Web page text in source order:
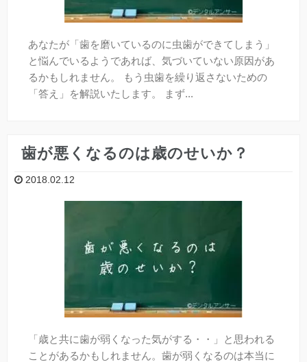
予防歯科
よく頂くご質問
あなたが「歯を磨いているのに虫歯ができてしまう」
と悩んでいるようであれば、気づいていない原因があ
るかもしれません。 もう虫歯を繰り返さないための
「答え」を解説いたします。 まず...
歯が悪くなるのは歳のせいか？
2018.02.12
「歳と共に歯が弱くなった気がする・・」と思われる
ことがあるかもしれません。歯が弱くなるのは本当に